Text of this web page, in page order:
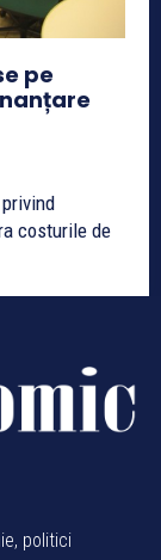
pe
costurile de
politici